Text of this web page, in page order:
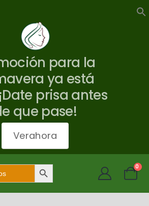
para la
ya está
prisa antes
que pase!
Verahora
Botón de búsqueda 0